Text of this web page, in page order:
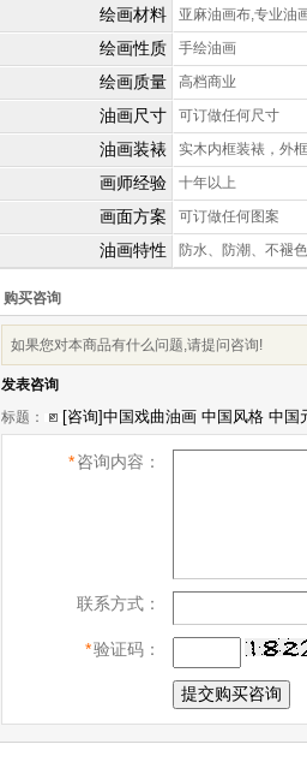
绘画材料 亚麻油画布,专业油
绘画性质 手绘油画
绘画质量 高档商业
油画尺寸 可订做任何尺寸
油画装裱 实木内框装裱，外
画师经验 十年以上
画面方案 可订做任何图案
油画特性 防水、防潮、不褪色
购买咨询
如果您对本商品有什么问题,请提问咨询!
发表咨询
标题：
*咨询内容：
联系方式：
*验证码：